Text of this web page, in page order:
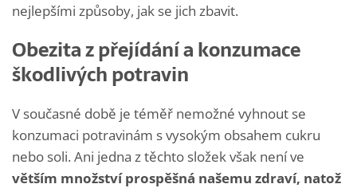
nejlepšími způsoby, jak se jich zbavit.
Obezita z přejídání a konzumace
škodlivých potravin
V současné době je téměř nemožné vyhnout se
konzumaci potravinám s vysokým obsahem cukru
nebo soli. Ani jedna z těchto složek však není ve
větším množství prospěšná našemu zdraví, natož